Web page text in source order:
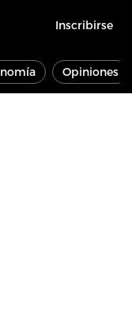
Inscribirse
Opiniones